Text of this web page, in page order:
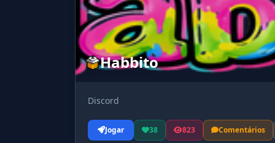
Habbito
Discord
Jogar 38 823 Comentários